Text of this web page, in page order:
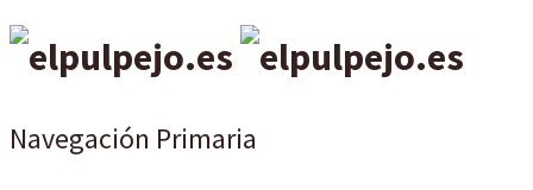
Navegación Primaria